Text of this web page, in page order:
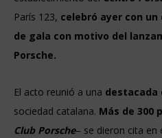
París 123, celebró ayer con
de gala con motivo del
Porsche.
El acto reunió a una destacada
sociedad catalana. Más de 300
Club Porsche– se dieron cita en